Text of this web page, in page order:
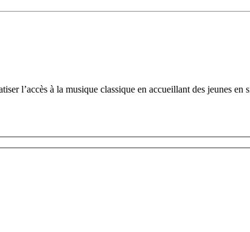
l’accès à la musique classique en accueillant des jeunes